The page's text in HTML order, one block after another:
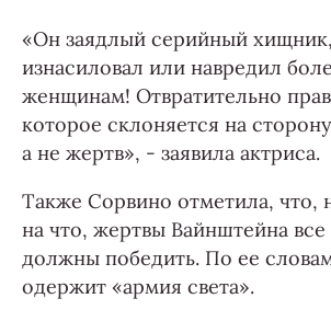
«Он заядлый серийный
изнасиловал или навредил
женщинам! Отвратительно
которое склоняется на
а не жертв», - заявила актриса.
Также Сорвино отметила, что,
на что, жертвы Вайнштейна все
должны победить. По ее
одержит «армия света».